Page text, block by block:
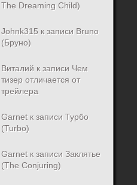
The Dreaming Child)
Johnk315к записи Bruno
(Бруно)
Виталий к записи Чем
тизер отличается от
трейлера
Garnetк записи Турбо
(Turbo)
Garnetк записи Заклятье
(The Conjuring)